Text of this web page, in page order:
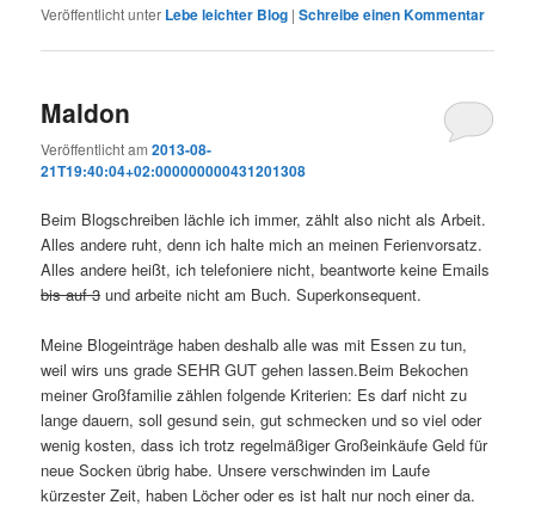
Veröffentlicht unter Lebe leichter Blog |Schreibe einen Kommentar
Maldon
Veröffentlicht am2013-08-
21T19:40:04+02:000000000431201308
Beim Blogschreiben lächle ich immer, zählt also nicht als Arbeit.
Alles andere ruht, denn ich halte mich an meinen Ferienvorsatz.
Alles andere heißt, ich telefoniere nicht, beantworte keine Emails
bis auf 3 und arbeite nicht am Buch. Superkonsequent.
Meine Blogeinträge haben deshalb alle was mit Essen zu tun,
weil wirs uns grade SEHR GUT gehen lassen.Beim Bekochen
meiner Großfamilie zählen folgende Kriterien: Es darf nicht zu
lange dauern, soll gesund sein, gut schmecken und so viel oder
wenig kosten, dass ich trotz regelmäßiger Großeinkäufe Geld für
neue Socken übrig habe. Unsere verschwinden im Laufe
kürzester Zeit, haben Löcher oder es ist halt nur noch einer da.